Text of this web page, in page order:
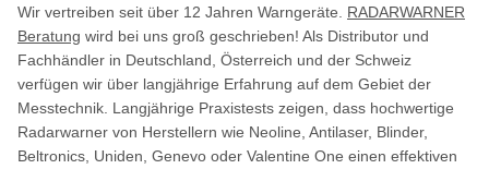
Wir vertreiben seit über 12 Jahren Warngeräte. RADARWARNER
Beratung wird bei uns groß geschrieben! Als Distributor und
Fachhändler in Deutschland, Österreich und der Schweiz
verfügen wir über langjährige Erfahrung auf dem Gebiet der
Messtechnik. Langjährige Praxistests zeigen, dass hochwertige
Radarwarner von Herstellern wie Neoline, Antilaser, Blinder,
Beltronics, Uniden, Genevo oder Valentine One einen effektiven